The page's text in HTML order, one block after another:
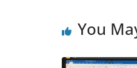
You